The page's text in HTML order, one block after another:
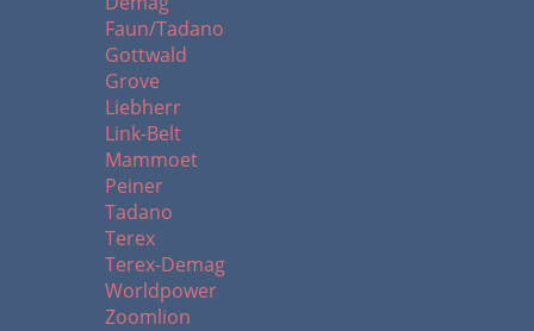
Faun/Tadano
Gottwald
Grove
Liebherr
Link-Belt
Mammoet
Peiner
Tadano
Terex
Terex-Demag
Worldpower
Zoomlion